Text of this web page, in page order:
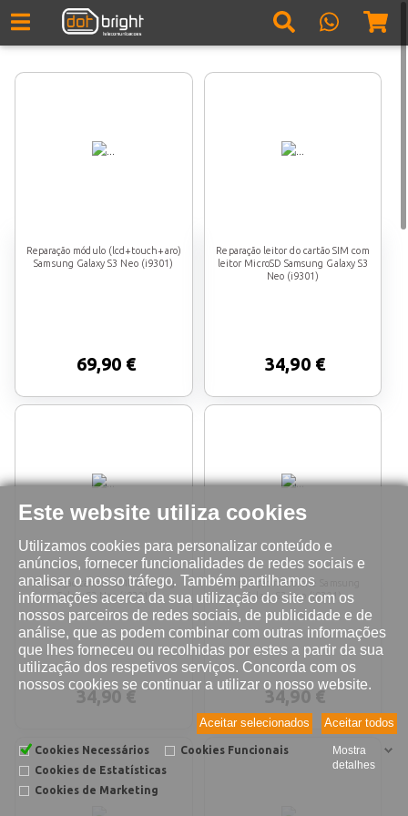
Este website utiliza cookies
Utilizamos cookies para personalizar conteúdo e
anúncios, fornecer funcionalidades de redes sociais e
analisar o nosso tráfego. Também partilhamos
informações acerca da sua utilização do site com os
nossos parceiros de redes sociais, de publicidade e de
análise, que as podem combinar com outras informações
que lhes forneceu ou recolhidas por estes a partir da sua
utilização dos respetivos serviços. Concorda com os
nossos cookies se continuar a utilizar o nosso website.
Aceitar todos
Aceitar selecionados
Cookies Necessários
Cookies Funcionais
Cookies de Estatísticas
Cookies de Marketing
Mostra
detalhes
Reparação módulo (lcd+touch+aro)
Samsung Galaxy S3 Neo (i9301)
69,90 €
Reparação leitor do cartão SIM com
leitor MicroSD Samsung Galaxy S3
Neo (i9301)
34,90 €
Reparação câmara 8MP Samsung
Galaxy S3 Neo (i9301)
34,90 €
Reparação microfone Samsung
Galaxy S3 Neo (i9301)
34,90 €